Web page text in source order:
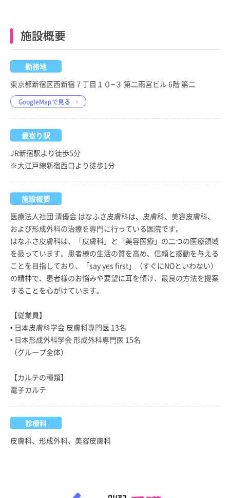
施設概要
勤務地
東京都新宿区西新宿７丁目１０−３ 第二雨宮ビル 6階 第二
GoogleMapで見る
最寄り駅
JR新宿駅より徒歩5分
※大江戸線新宿西口より徒歩1分
施設概要
医療法人社団 清優会 はなふさ皮膚科は、皮膚科、美容皮膚科、
および形成外科の治療を専門に行っている医院です。
はなふさ皮膚科は、「皮膚科」と「美容医療」の二つの医療領域
を扱っています。患者様の生活の質を高め、信頼と感動を与える
ことを目指しており、「say yes first」（すぐにNOといわない）
の精神で、患者様のお悩みや要望に耳を傾け、最良の方法を提案
することを心がけています。
【従業員】
• 日本皮膚科学会 皮膚科専門医 13名
• 日本形成外科学会 形成外科専門医 15名
（グループ全体）
【カルテの種類】
電子カルテ
診療科
皮膚科、形成外科、美容皮膚科